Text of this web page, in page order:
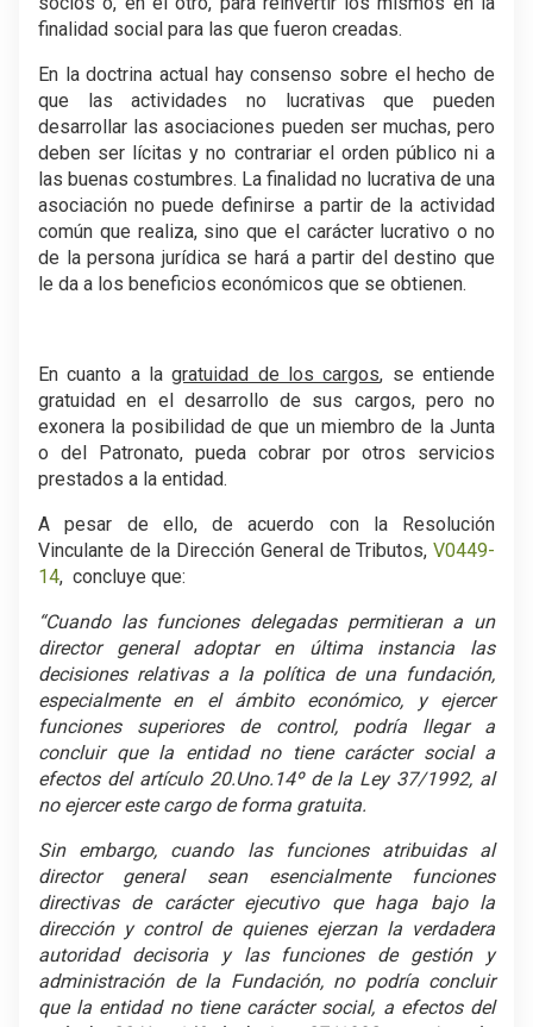
finalidad social para las que fueron creadas.
En la doctrina actual hay consenso sobre el hecho de
que las actividades no lucrativas que pueden
desarrollar las asociaciones pueden ser muchas, pero
deben ser lícitas y no contrariar el orden público ni a
las buenas costumbres. La finalidad no lucrativa de una
asociación no puede definirse a partir de la actividad
común que realiza, sino que el carácter lucrativo o no
de la persona jurídica se hará a partir del destino que
le da a los beneficios económicos que se obtienen.
En cuanto a lagratuidad de los cargos, se entiende
gratuidad en el desarrollo de sus cargos, pero no
exonera la posibilidad de que un miembro de la Junta
o del Patronato, pueda cobrar por otros servicios
prestados a la entidad.
A pesar de ello, de acuerdo con la Resolución
Vinculante de la Dirección General de Tributos, V0449-
14, concluye que:
“Cuando las funciones delegadas permitieran a un
director general adoptar en última instancia las
decisiones relativas a la política de una fundación,
especialmente en el ámbito económico, y ejercer
funciones superiores de control, podría llegar a
concluir que la entidad no tiene carácter social a
efectos del artículo 20.Uno.14º de la Ley 37/1992, al
no ejercer este cargo de forma gratuita.
Sin embargo, cuando las funciones atribuidas al
director general sean esencialmente funciones
directivas de carácter ejecutivo que haga bajo la
dirección y control de quienes ejerzan la verdadera
autoridad decisoria y las funciones de gestión y
administración de la Fundación, no podría concluir
que la entidad no tiene carácter social, a efectos del